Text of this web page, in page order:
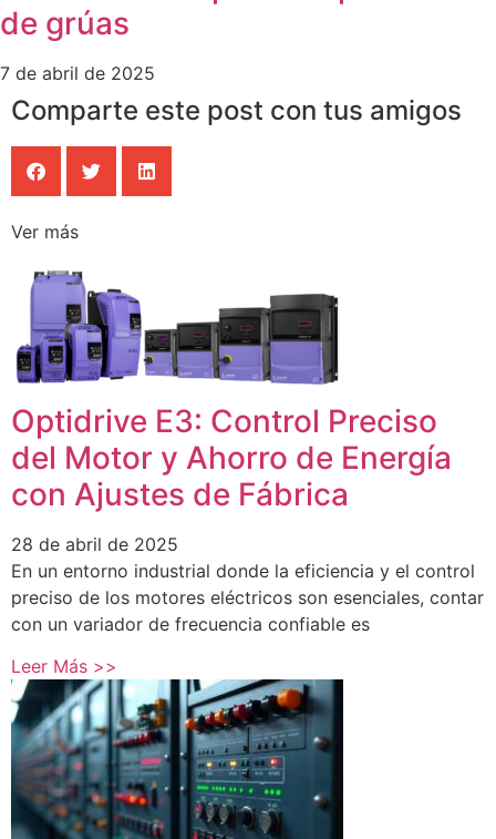
de grúas
7 de abril de 2025
Comparte este post con tus amigos
Ver más
Optidrive E3: Control Preciso
del Motor y Ahorro de Energía
con Ajustes de Fábrica
28 de abril de 2025
En un entorno industrial donde la eficiencia y el control
preciso de los motores eléctricos son esenciales, contar
con un variador de frecuencia confiable es
Leer Más >>